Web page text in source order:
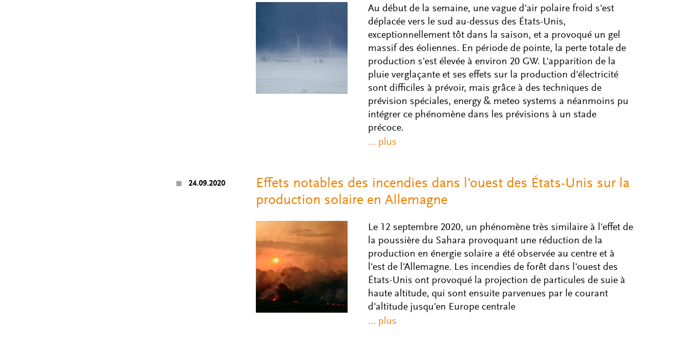
Au début de la semaine, une vague d'air polaire froid s'est
déplacée vers le sud au-dessus des États-Unis,
exceptionnellement tôt dans la saison, et a provoqué un gel
massif des éoliennes. En période de pointe, la perte totale de
production s'est élevée à environ 20 GW. L'apparition de la
pluie verglaçante et ses effets sur la production d'électricité
sont difficiles à prévoir, mais grâce à des techniques de
prévision spéciales, energy & meteo systems a néanmoins pu
intégrer ce phénomène dans les prévisions à un stade
précoce.
24.09.2020
Effets notables des incendies dans l'ouest des États-Unis sur la
production solaire en Allemagne
Le 12 septembre 2020, un phénomène très similaire à l'effet de
la poussière du Sahara provoquant une réduction de la
production en énergie solaire a été observée au centre et à
l'est de l'Allemagne. Les incendies de forêt dans l'ouest des
États-Unis ont provoqué la projection de particules de suie à
haute altitude, qui sont ensuite parvenues par le courant
d'altitude jusqu'en Europe centrale